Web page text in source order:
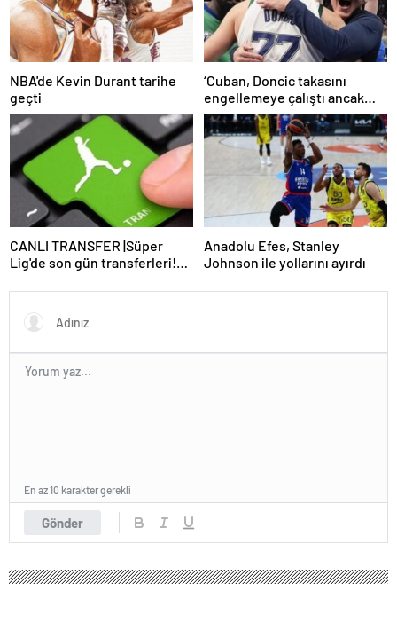
NBA'de Kevin Durant tarihe
geçti
‘Cuban, Doncic takasını
engellemeye çalıştı ancak
geç kaldı’ iddiası! NBA
Haberleri
CANLI TRANSFER |Süper
Lig'de son gün transferleri!
Anadolu Efes, Stanley
Johnson ile yollarını ayırdı
Gönder
En az 10 karakter gerekli